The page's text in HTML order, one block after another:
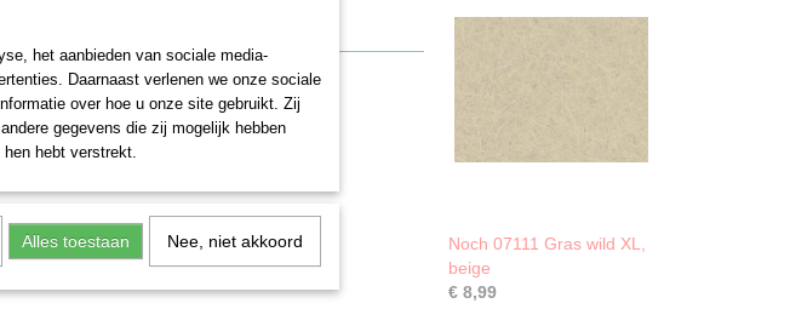
Noch 07111 Gras wild XL,
beige
€ 8,99
het aanbieden van sociale media-
Daarnaast verlenen we onze sociale
over hoe u onze site gebruikt. Zij
gegevens die zij mogelijk hebben
hebt verstrekt.
Alles toestaan Nee, niet akkoord